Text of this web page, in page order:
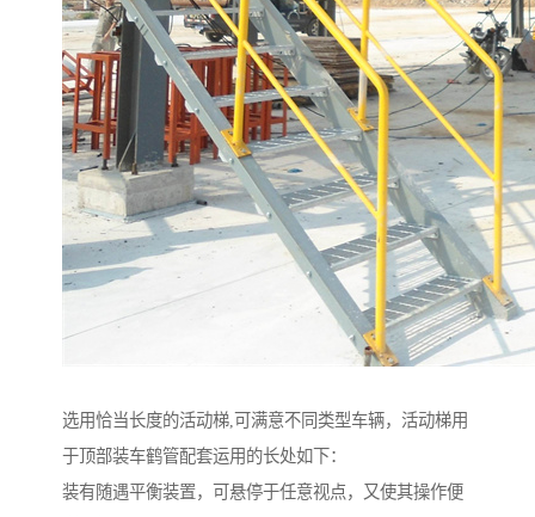
选用恰当长度的活动梯,可满意不同类型车辆，活动梯用
于顶部装车鹤管配套运用的长处如下：
装有随遇平衡装置，可悬停于任意视点，又使其操作便